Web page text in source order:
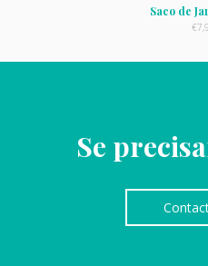
Saco de
€
Se